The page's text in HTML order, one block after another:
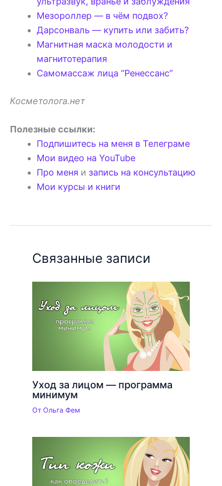
Мезороллер — в чём подвох?
Дарсонваль — купить или забить?
Магнитная маска молодости и
магнитотерапия
Самомассаж лица “Ренессанс”
Косметолога.нет
Полезные ссылки:
Подпишитесь на меня в Телеграме
Мои видео на YouTube
Про меня и запись на консультацию
Мои курсы и книги
Связанные записи
Уход за лицом — программа
минимум
От Ольга Фем